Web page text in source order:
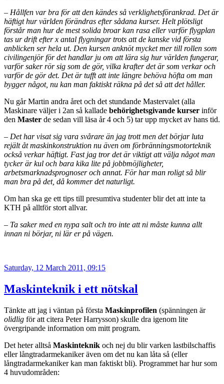
– Hållfen var bra för att den kändes så verklighetsförankrad. Det är
häftigt hur världen förändras efter sådana kurser. Helt plötsligt
förstår man hur de mest solida broar kan rasa eller varför flygplan
tas ur drift efter x antal flygningar trots att de kanske vid första
anblicken ser hela ut. Den kursen anknöt mycket mer till rollen som
civilingenjör för det handlar ju om att lära sig hur världen fungerar,
varför saker rör sig som de gör, vilka krafter det är som verkar och
varför de gör det. Det är tufft att inte längre behöva höfta om man
bygger något, nu kan man faktiskt räkna på det så att det håller.
Nu går Martin andra året och det stundande Mastervalet (alla
Maskinare väljer i 2an så kallade behörighetsgivande kurser inför
den Master de sedan vill läsa år 4 och 5) tar upp mycket av hans tid.
– Det har visat sig vara svårare än jag trott men det börjar luta
rejält åt maskinkonstruktion nu även om förbränningsmotorteknik
också verkar häftigt. Fast jag tror det är viktigt att välja något man
tycker är kul och bara kika lite på jobbmöjligheter,
arbetsmarknadsprognoser och annat. För har man roligt så blir
man bra på det, då kommer det naturligt.
Om han ska ge ett tips till presumtiva studenter blir det att inte ta
KTH på alltför stort allvar.
– Ta saker med en nypa salt och tro inte att ni måste kunna allt
innan ni börjar, ni lär er på vägen.
Posted
Saturday, 12 March 2011, 09:15
Maskinteknik i ett nötskal
Tänkte att jag i väntan på första Maskinprofilen (spänningen är
olidlig för att citera Peter Harrysson) skulle dra igenom lite
övergripande information om mitt program.
Det heter alltså Maskinteknik och nej du blir varken lastbilschaffis
eller långtradarmekaniker även om det nu kan låta så (eller
långtradarmekaniker kan man faktiskt bli). Programmet har hur som
4 huvudområden: